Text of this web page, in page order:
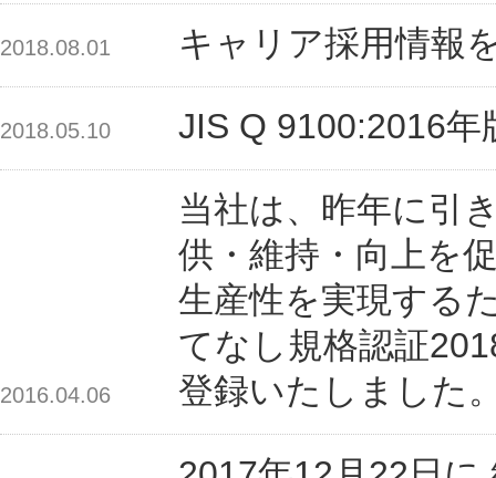
2018.08.01 キャリア採用情報
2018.05.10 JIS Q 9100:2016
2016.04.06
当社は、昨年に引
供・維持・向上を
生産性を実現する
てなし規格認証
登録いたしました